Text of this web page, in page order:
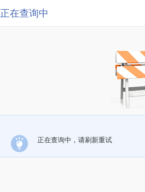
正在查询中
正在查询中，请刷新重试